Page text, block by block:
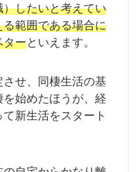
）したいと考えてい
範囲である場合に
ターといえます。
せ、同棲生活の基
始めたほうが、経
新生活をスタート